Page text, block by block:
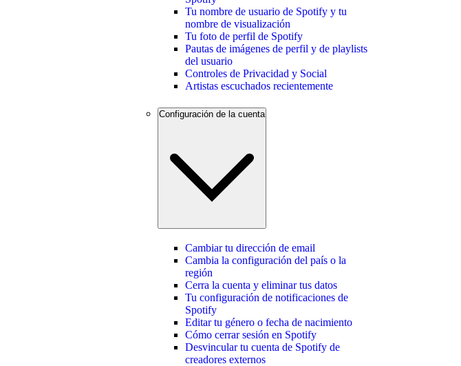
Tu nombre de usuario de Spotify y tu
nombre de visualización
Tu foto de perfil de Spotify
Pautas de imágenes de perfil y de playlists
del usuario
Controles de Privacidad y Social
Artistas escuchados recientemente
Configuración de la cuenta
Cambiar tu dirección de email
Cambia la configuración del país o la
región
Cerra la cuenta y eliminar tus datos
Tu configuración de notificaciones de
Spotify
Editar tu género o fecha de nacimiento
Cómo cerrar sesión en Spotify
Desvincular tu cuenta de Spotify de
creadores externos